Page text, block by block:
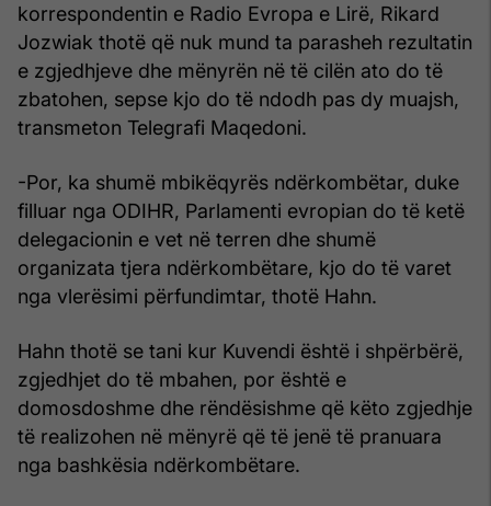
korrespondentin e Radio Evropa e Lirë, Rikard
Jozwiak thotë që nuk mund ta parasheh rezultatin
e zgjedhjeve dhe mënyrën në të cilën ato do të
zbatohen, sepse kjo do të ndodh pas dy muajsh,
transmeton Telegrafi Maqedoni.
-Por, ka shumë mbikëqyrës ndërkombëtar, duke
filluar nga ODIHR, Parlamenti evropian do të ketë
delegacionin e vet në terren dhe shumë
organizata tjera ndërkombëtare, kjo do të varet
nga vlerësimi përfundimtar, thotë Hahn.
Hahn thotë se tani kur Kuvendi është i shpërbërë,
zgjedhjet do të mbahen, por është e
domosdoshme dhe rëndësishme që këto zgjedhje
të realizohen në mënyrë që të jenë të pranuara
nga bashkësia ndërkombëtare.